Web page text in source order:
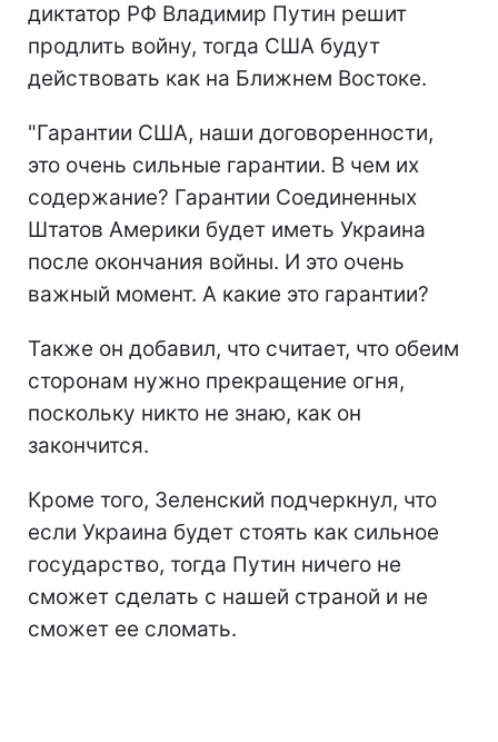
диктатор РФ Владимир Путин решит
продлить войну, тогда США будут
действовать как на Ближнем Востоке.
"Гарантии США, наши договоренности,
это очень сильные гарантии. В чем их
содержание? Гарантии Соединенных
Штатов Америки будет иметь Украина
после окончания войны. И это очень
важный момент. А какие это гарантии?
Также он добавил, что считает, что обеим
сторонам нужно прекращение огня,
поскольку никто не знаю, как он
закончится.
Кроме того, Зеленский подчеркнул, что
если Украина будет стоять как сильное
государство, тогда Путин ничего не
сможет сделать с нашей страной и не
сможет ее сломать.